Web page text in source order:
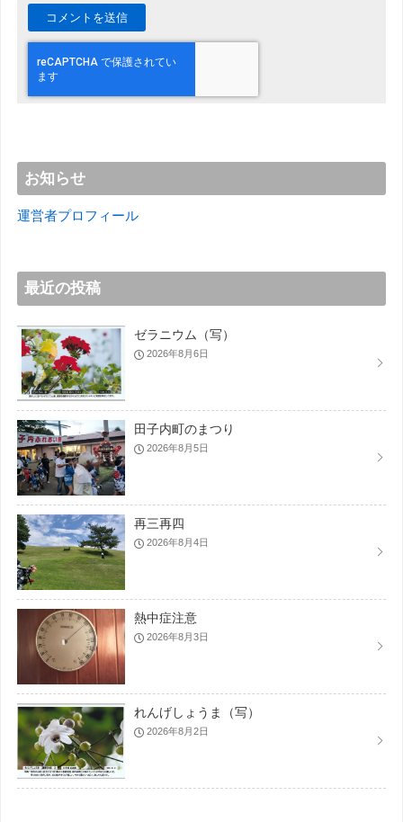
お知らせ
運営者プロフィール
最近の投稿
ゼラニウム（写）
2026年8月6日
田子内町のまつり
2026年8月5日
再三再四
2026年8月4日
熱中症注意
2026年8月3日
れんげしょうま（写）
2026年8月2日